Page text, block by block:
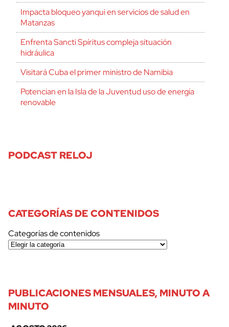
Impacta bloqueo yanqui en servicios de salud en
Matanzas
Enfrenta Sancti Spíritus compleja situación
hidráulica
Visitará Cuba el primer ministro de Namibia
Potencian en la Isla de la Juventud uso de energía
renovable
PODCAST RELOJ
CATEGORÍAS DE CONTENIDOS
Categorías de contenidos
PUBLICACIONES MENSUALES, MINUTO A
MINUTO